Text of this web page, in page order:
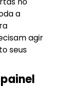
a
agir
seus